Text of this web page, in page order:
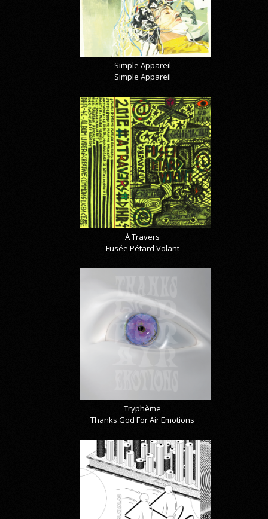
Simple Appareil
Simple Appareil
À Travers
Fusée Pétard Volant
Tryphème
Thanks God For Air Emotions